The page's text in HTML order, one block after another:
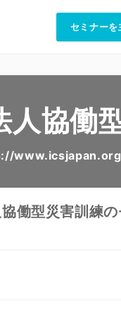
セミナーを
人協働
働型災害訓練の